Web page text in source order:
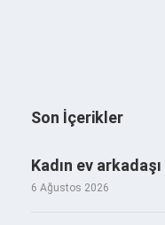
Son İçerikler
Kadın ev arkadaşı
6 Ağustos 2026